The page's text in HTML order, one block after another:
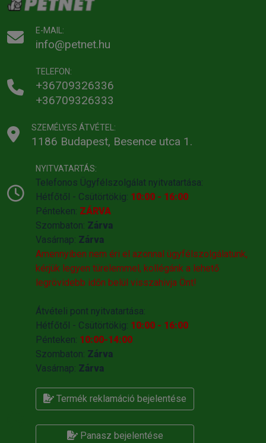
E-MAIL:
info@petnet.hu
TELEFON:
+36709326336
+36709326333
SZEMÉLYES ÁTVÉTEL:
1186 Budapest, Besence utca 1.
NYITVATARTÁS:
Telefonos Ügyfélszolgálat nyitvatartása:
Hétfőtől - Csütörtökig: 10:00 - 16:00
Pénteken: ZÁRVA
Szombaton: Zárva
Vasárnap: Zárva
Amennyiben nem éri el azonnal ügyfélszolgálatunk,
kérjük legyen türelemmel, kollégánk a lehető
legrövidebb időn belül visszahivja Önt!
Átvételi pont nyitvatartása:
Hétfőtől - Csütörtökig: 10:00 - 16:00
Pénteken: 10:00-14:00
Szombaton: Zárva
Vasárnap: Zárva
Termék reklamáció bejelentése
Panasz bejelentése